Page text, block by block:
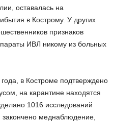
оставалась на
в Кострому. У других
признаков
ИВЛ никому из больных
в Костроме подтверждено
на карантине находятся
1016 исследований
меднаблюдение,